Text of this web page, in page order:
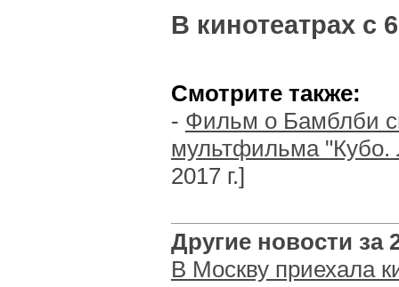
В кинотеатрах с
Смотрите также:
- Фильм о Бамблби
мультфильма "Кубо.
2017 г.]
Другие новости за
В Москву приехала